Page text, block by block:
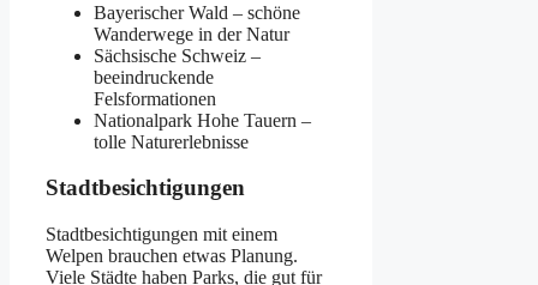
Bayerischer Wald – schöne
Wanderwege in der Natur
Sächsische Schweiz –
beeindruckende
Felsformationen
Nationalpark Hohe Tauern –
tolle Naturerlebnisse
Stadtbesichtigungen
Stadtbesichtigungen mit einem
Welpen brauchen etwas Planung.
Viele Städte haben Parks, die gut für